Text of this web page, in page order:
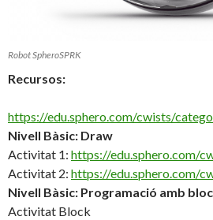
Robot SpheroSPRK
Recursos:
https://edu.sphero.com/cwists/
Nivell Bàsic: Draw
Activitat 1: https://edu.sphero.com/
Activitat 2: https://edu.sphero.com/
Nivell Bàsic: Programació amb
Activitat Block